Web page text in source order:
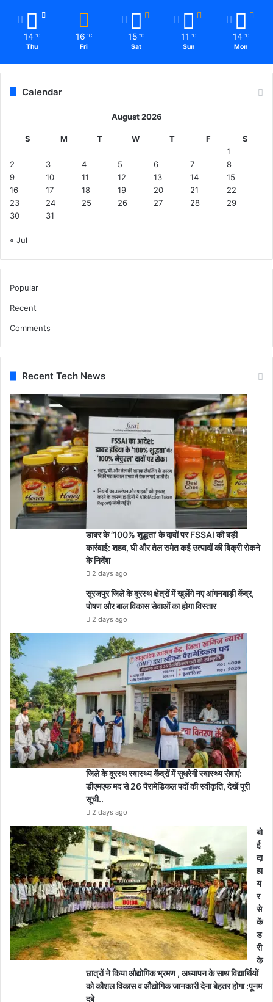
14 ℃
Thu
16 ℃
Fri
15 ℃
Sat
11 ℃
Sun
14 ℃
Mon
Calendar
August 2026
S M T W T F
S
1
2
3 4 5 6 7
8
9
10 11 12 13 14
15
16
17 18 19 20 21
22
23
24 25 26 27 28
29
30
31
« Jul
Popular
Recent
Comments
Recent Tech News
डाबर के ‘100% शुद्धता’ के दावों पर FSSAI की बड़ी
कार्रवाई: शहद, घी और तेल समेत कई उत्पादों की बिक्री रोकने
के निर्देश
2 days ago
सूरजपुर जिले के दूरस्थ क्षेत्रों में खुलेंगे नए आंगनबाड़ी केंद्र,
पोषण और बाल विकास सेवाओं का होगा विस्तार
2 days ago
जिले के दूरस्थ स्वास्थ्य केंद्रों में सुधरेगी स्वास्थ्य सेवाएं:
डीएमएफ मद से 26 पैरामेडिकल पदों की स्वीकृति, देखें पूरी
सूची..
2 days ago
बो
ई
दा
हा
य
र
से
कें
ड
री
के
छात्रों ने किया औद्योगिक भ्रमण , अध्यापन के साथ विद्यार्थियों
को कौशल विकास व औद्योगिक जानकारी देना बेहतर होगा :पूनम
दुबे